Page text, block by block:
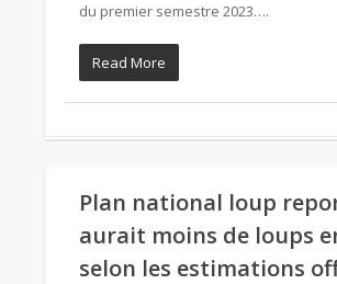
du premier semestre 2023….
Read More
Plan national loup
aurait moins de loups
selon les estimations